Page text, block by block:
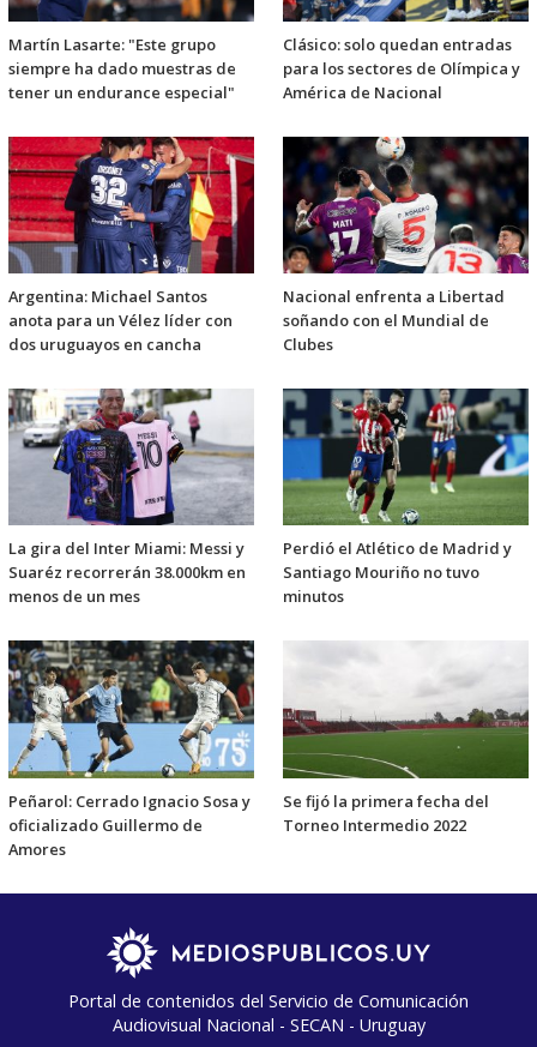
Martín Lasarte: "Este grupo
siempre ha dado muestras de
tener un endurance especial"
Clásico: solo quedan entradas
para los sectores de Olímpica y
América de Nacional
Argentina: Michael Santos
anota para un Vélez líder con
dos uruguayos en cancha
Nacional enfrenta a Libertad
soñando con el Mundial de
Clubes
La gira del Inter Miami: Messi y
Suaréz recorrerán 38.000km en
menos de un mes
Perdió el Atlético de Madrid y
Santiago Mouriño no tuvo
minutos
Peñarol: Cerrado Ignacio Sosa y
oficializado Guillermo de
Amores
Se fijó la primera fecha del
Torneo Intermedio 2022
Portal de contenidos del Servicio de Comunicación
Audiovisual Nacional - SECAN - Uruguay